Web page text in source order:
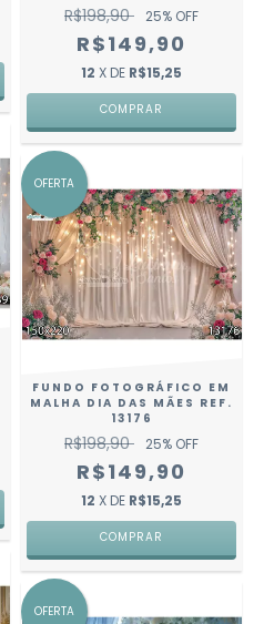
R$198,90 25% OFF
R$149,90
12 X DE R$15,25
COMPRAR
OFERTA
FUNDO FOTOGRÁFICO EM
MALHA DIA DAS MÃES REF.
13176
R$198,90 25% OFF
R$149,90
12 X DE R$15,25
COMPRAR
OFERTA